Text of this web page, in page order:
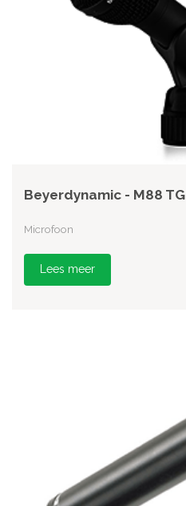
Beyerdynamic - M88 TG
Microfoon
Lees meer